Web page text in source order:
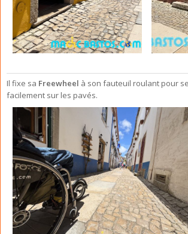
Il fixe sa Freewheel à son fauteuil roulant pour
facilement sur les pavés.